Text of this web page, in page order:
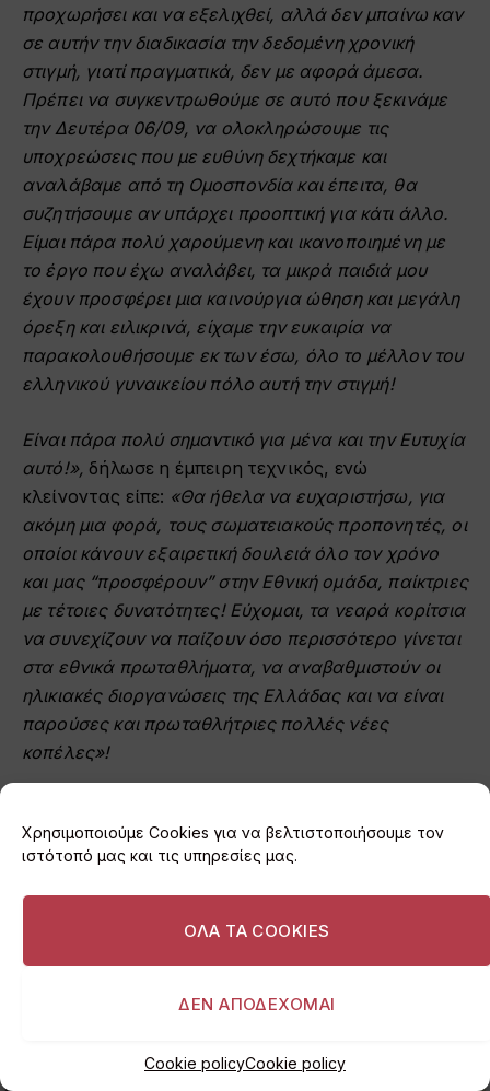
Χρησιμοποιούμε Cookies για να βελτιστοποιήσουμε τον
ιστότοπό μας και τις υπηρεσίες μας.
ΟΛΑ ΤΑ COOKIES
ΔΕΝ ΑΠΟΔΕΧΟΜΑΙ
Cookie policyCookie policy
προχωρήσει και να εξελιχθεί, αλλά δεν μπαίνω καν
σε αυτήν την διαδικασία την δεδομένη χρονική
στιγμή, γιατί πραγματικά, δεν με αφορά άμεσα.
Πρέπει να συγκεντρωθούμε σε αυτό που ξεκινάμε
την Δευτέρα 06/09, να ολοκληρώσουμε τις
υποχρεώσεις που με ευθύνη δεχτήκαμε και
αναλάβαμε από τη Ομοσπονδία και έπειτα, θα
συζητήσουμε αν υπάρχει προοπτική για κάτι άλλο.
Είμαι πάρα πολύ χαρούμενη και ικανοποιημένη με
το έργο που έχω αναλάβει, τα μικρά παιδιά μου
έχουν προσφέρει μια καινούργια ώθηση και μεγάλη
όρεξη και ειλικρινά, είχαμε την ευκαιρία να
παρακολουθήσουμε εκ των έσω, όλο το μέλλον του
ελληνικού γυναικείου πόλο αυτή την στιγμή!
Είναι πάρα πολύ σημαντικό για μένα και την Ευτυχία
αυτό!», δήλωσε η έμπειρη τεχνικός, ενώ
κλείνοντας είπε: «Θα ήθελα να ευχαριστήσω, για
ακόμη μια φορά, τους σωματειακούς προπονητές, οι
οποίοι κάνουν εξαιρετική δουλειά όλο τον χρόνο
και μας “προσφέρουν” στην Εθνική ομάδα, παίκτριες
με τέτοιες δυνατότητες! Εύχομαι, τα νεαρά κορίτσια
να συνεχίζουν να παίζουν όσο περισσότερο γίνεται
στα εθνικά πρωταθλήματα, να αναβαθμιστούν οι
ηλικιακές διοργανώσεις της Ελλάδας και να είναι
παρούσες και πρωταθλήτριες πολλές νέες
κοπέλες»!